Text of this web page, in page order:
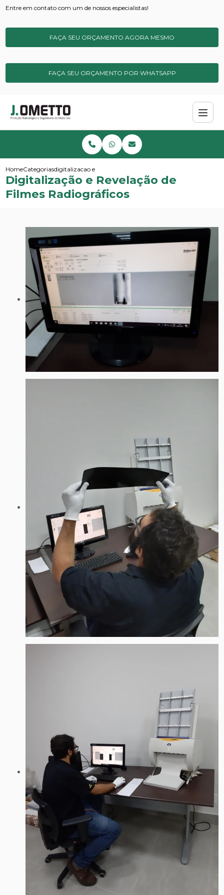
Entre em contato com um de nossos especialistas!
FAÇA SEU ORÇAMENTO AGORA MESMO
FAÇA SEU ORÇAMENTO POR WHATSAPP
HomeCategoriasdigitalizacao e revelacao de filmes radiograficos
Digitalização e Revelação de
Filmes Radiográficos